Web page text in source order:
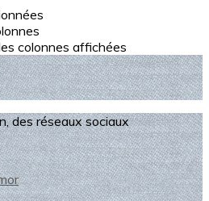
colonnes affichées
des réseaux sociaux